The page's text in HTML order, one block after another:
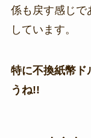
係も戻す感じで
しています。
特に不換紙幣ド
うね!!